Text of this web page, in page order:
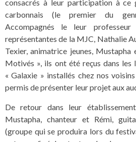
consacrés à leur participation à
carbonnais (le premier du
Accompagnés le leur professeur
représentantes de la MJC, Nathalie
Texier, animatrice jeunes, Mustapha
Motivés », ils ont été reçus dans
« Galaxie » installés chez nos
permis de présenter leur projet aux
De retour dans leur
Mustapha, chanteur et Rémi,
(groupe qui se produira lors du